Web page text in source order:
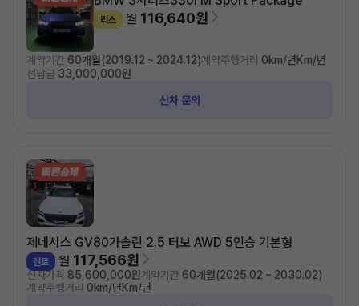
리스 월 116,640원
계약기간 60개월(2019.12 ~ 2024.12)계약주행거리 0km/년Km/년
선납금 33,000,000원
신차 문의
제네시스 GV80가솔린 2.5 터보 AWD 5인승 기본형
렌트 월 117,566원
신차가격 85,600,000원계약기간 60개월(2025.02 ~ 2030.02)
계약주행거리 0km/년Km/년